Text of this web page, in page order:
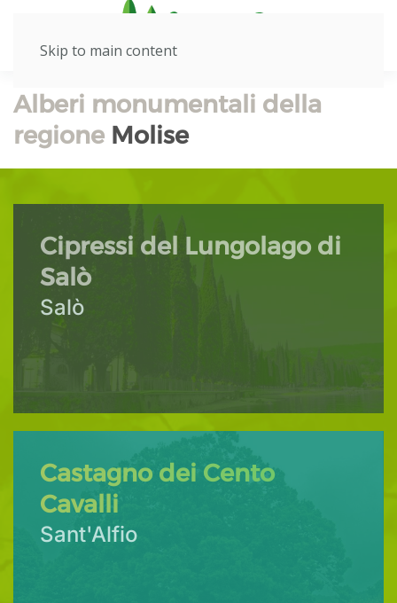
Skip to main content
Alberi monumentali della
regione Molise
Cipressi del Lungolago di
Salò
Salò
Castagno dei Cento
Cavalli
Sant'Alfio